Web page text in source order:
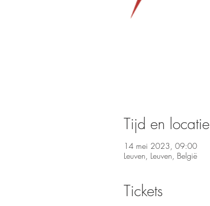
Tijd en locatie
14 mei 2023, 09:00
Leuven, Leuven, België
Tickets